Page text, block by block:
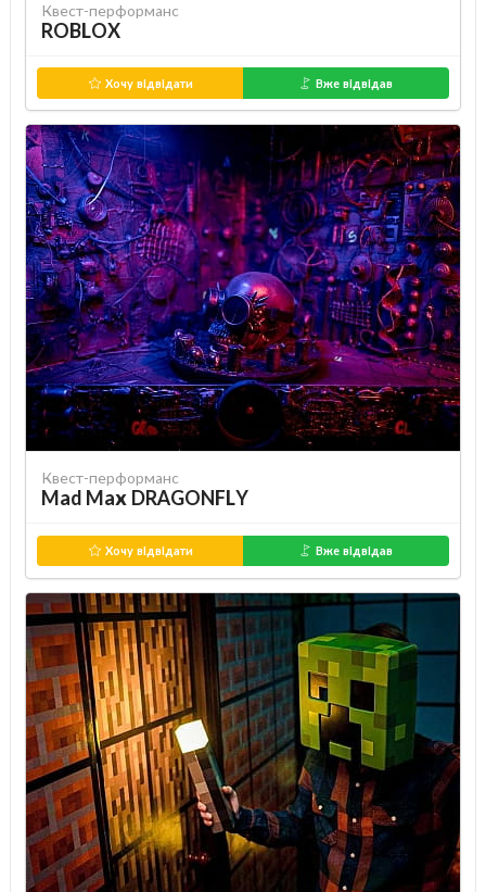
Квест-перформанс
ROBLOX
Хочу відвідати Вже відвідав
Квест-перформанс
Mad Max DRAGONFLY
Хочу відвідати Вже відвідав